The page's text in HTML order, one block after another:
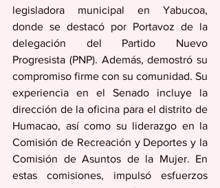
legisladora municipal en Yabucoa,
donde se destacó por Portavoz de la
delegación del Partido Nuevo
Progresista (PNP). Además, demostró su
compromiso firme con su comunidad. Su
experiencia en el Senado incluye la
dirección de la oficina para el distrito de
Humacao, así como su liderazgo en la
Comisión de Recreación y Deportes y la
Comisión de Asuntos de la Mujer. En
estas comisiones, impulsó esfuerzos